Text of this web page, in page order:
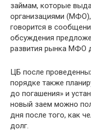
займам, которые
организациями
говорится в
обсуждения
развития рынка МФО
ЦБ после
порядке также
до погашения» и
новый заем можно
дня после того, как
долг.